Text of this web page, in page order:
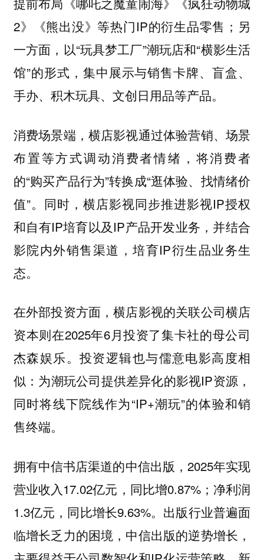
2》《熊出没》等热门IP的衍生品零售；另
一方面，以“玩具梦工厂”潮玩店和“横影生活
馆”的形式，集中展示与销售卡牌、盲盒、
手办、积木玩具、文创日用品等产品。
消费场景端，横店影视通过体验营销、场景
布置等方式调动消费者情绪，将消费者
的“购买产品行为”转换成“逛体验、找情绪价
值”。同时，横店影视同步推进影视IP授权
和自有IP培育以及IP产品开发业务，并结合
影院内外销售渠道，培育IP衍生品业务生
态。
在外部投资方面，横店影视的关联公司横店
资本则在2025年6月投资了集卡社的母公司
杰森娱乐。投资逻辑也与儒意电影高度相
似：为潮玩公司提供差异化的影视IP资源，
同时将线下院线作为“IP+潮玩”的体验和销
售终端。
拥有中信书店渠道的中信出版 ，2025年实现
营业收入17.02亿元，同比增0.87%；净利润
1.3亿元，同比增长9.63%。出版行业普遍面
临增长乏力的困境，中信出版的逆势增长，